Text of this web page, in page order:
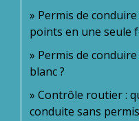
Permis de
points en une seule
Permis de
blanc ?
Contrôle routier :
conduite sans